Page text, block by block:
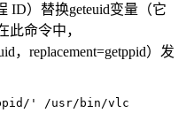
ID）替换geteuid变量（它
此命令中，
，replacement=getppid）发
' /usr/bin/vlc